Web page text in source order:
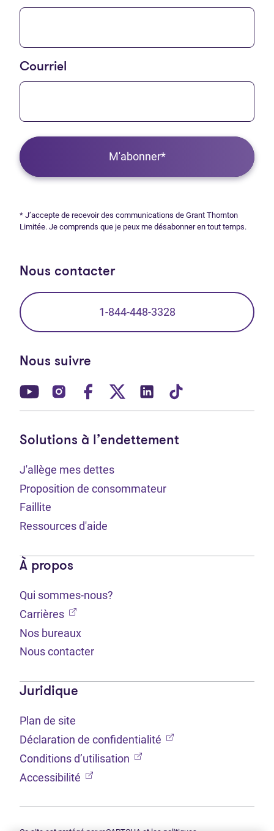
Courriel
M'abonner*
* J’accepte de recevoir des communications de Grant Thornton
Limitée. Je comprends que je peux me désabonner en tout temps.
Nous contacter
1-844-448-3328
Nous suivre
(Ouvre dans un nouvel onglet)
(Ouvre dans un nouvel onglet)
(Ouvre dans un nouvel onglet)
(Ouvre dans un nouvel
(Ouvre dans un
Solutions à l’endettement
J'allège mes dettes
Proposition de consommateur
Faillite
Ressources d'aide
À propos
Qui sommes-nous?
Carrières (Ouvre dans un nouvel onglet)
Nos bureaux
Nous contacter
Juridique
Plan de site
Déclaration de confidentialité (Ouvre dans un
Conditions d’utilisation (Ouvre dans un nouvel
Accessibilité (Ouvre dans un nouvel onglet)